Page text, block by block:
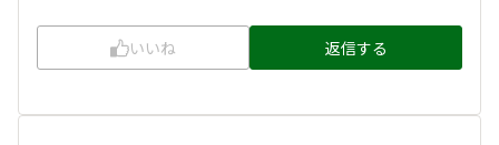
いいね 返信する